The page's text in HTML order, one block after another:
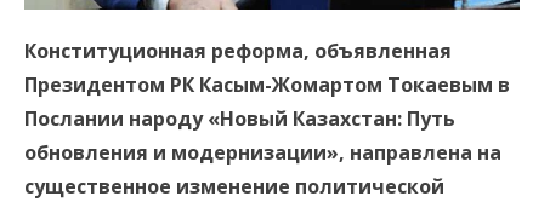
Конституционная реформа, объявленная
Президентом РК Касым-Жомартом Токаевым в
Послании народу «Новый Казахстан: Путь
обновления и модернизации», направлена на
существенное изменение политической